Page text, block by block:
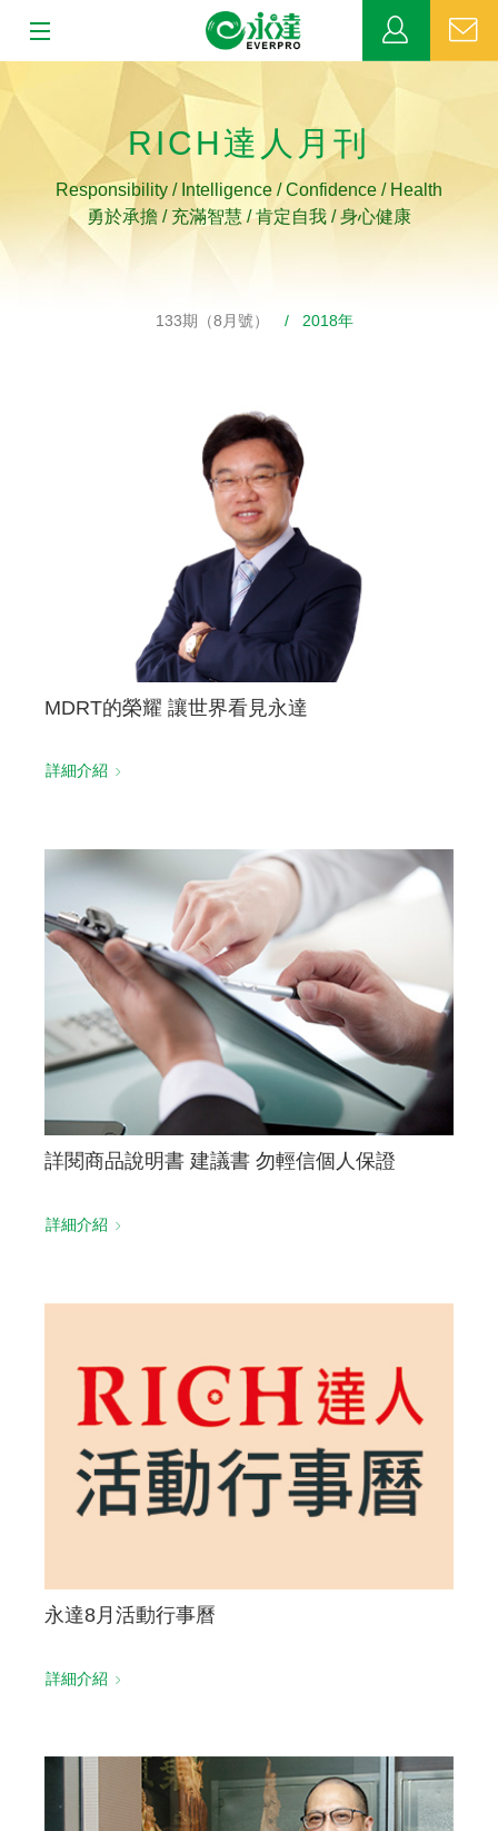
業務發展
MDRT
RICH達人月刊
Responsibility / Intelligence / Confidence / Health
勇於承擔 / 充滿智慧 / 肯定自我 / 身心健康
133期（8月號） / 2018年
MDRT的榮耀 讓世界看見永達
詳細介紹
詳閱商品說明書 建議書 勿輕信個人保證
詳細介紹
永達8月活動行事曆
詳細介紹